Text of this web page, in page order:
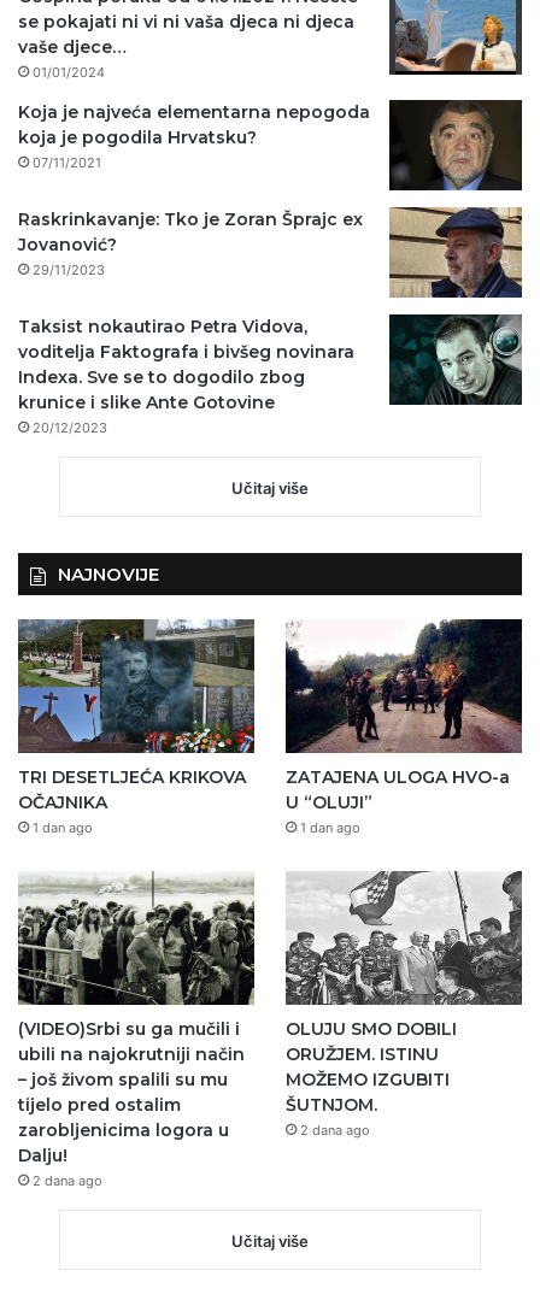
se pokajati ni vi ni vaša djeca ni djeca
vaše djece…
01/01/2024
Koja je najveća elementarna nepogoda
koja je pogodila Hrvatsku?
07/11/2021
Raskrinkavanje: Tko je Zoran Šprajc ex
Jovanović?
29/11/2023
Taksist nokautirao Petra Vidova,
voditelja Faktografa i bivšeg novinara
Indexa. Sve se to dogodilo zbog
krunice i slike Ante Gotovine
20/12/2023
Učitaj više
NAJNOVIJE
TRI DESETLJEĆA KRIKOVA
OČAJNIKA
1 dan ago
ZATAJENA ULOGA HVO-a
U “OLUJI”
1 dan ago
(VIDEO)Srbi su ga mučili i
ubili na najokrutniji način
– još živom spalili su mu
tijelo pred ostalim
zarobljenicima logora u
Dalju!
2 dana ago
OLUJU SMO DOBILI
ORUŽJEM. ISTINU
MOŽEMO IZGUBITI
ŠUTNJOM.
2 dana ago
Učitaj više